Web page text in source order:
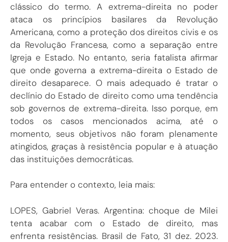
clássico do termo. A extrema-direita no poder
ataca os princípios basilares da Revolução
Americana, como a proteção dos direitos civis e os
da Revolução Francesa, como a separação entre
Igreja e Estado. No entanto, seria fatalista afirmar
que onde governa a extrema-direita o Estado de
direito desaparece. O mais adequado é tratar o
declínio do Estado de direito como uma tendência
sob governos de extrema-direita. Isso porque, em
todos os casos mencionados acima, até o
momento, seus objetivos não foram plenamente
atingidos, graças à resistência popular e à atuação
das instituições democráticas.
Para entender o contexto, leia mais:
LOPES, Gabriel Veras. Argentina: choque de Milei
tenta acabar com o Estado de direito, mas
enfrenta resistências. Brasil de Fato, 31 dez. 2023.